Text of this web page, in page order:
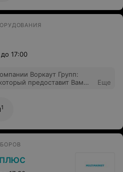
- у курьера терминал
до 17:00
Воркаут Групп:
предоставит Вам
в кратчайшие сроки, все
к аппарату.
который:
персонал
Еще
1